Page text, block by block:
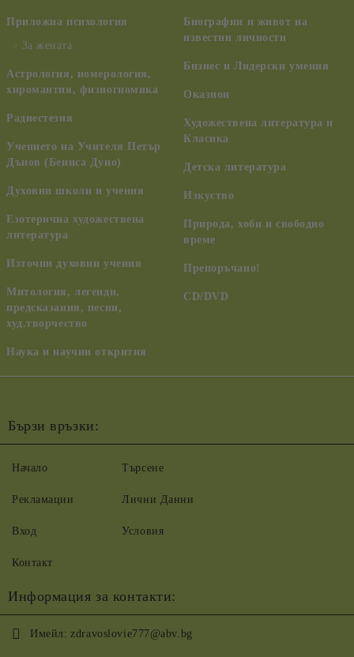
Приложна психология
За жената
Астрология, номерология,
хиромантия, физиогномика
Радиестезия
Учението на Учителя Петър
Дънов (Беинса Дуно)
Духовни школи и учения
Езотерична художествена
литература
Източни духовни учения
Митология, легенди,
предсказания, песни,
худ.творчество
Наука и научни открития
Биографии и живот на
известни личности
Бизнес и Лидерски умения
Оказион
Художествена литература и
Класика
Детска литература
Изкуство
Природа, хоби и свободно
време
Препоръчано!
CD/DVD
Бързи връзки:
Начало
Рекламации
Вход
Контакт
Търсене
Лични Данни
Условия
Информация за контакти:
Имейл: zdravoslovie777@abv.bg